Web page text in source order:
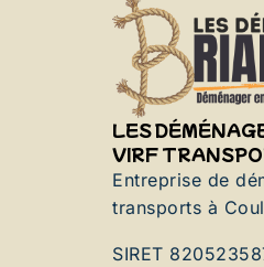
LES
VIRF
Entreprise de
transports à
SIRET